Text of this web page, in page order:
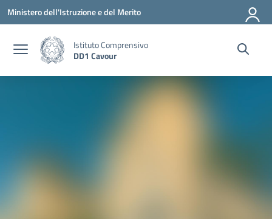
Vai ai contenuti
Vai al menu di navigazione
Vai al footer
Ministero dell'Istruzione e del Merito
Istituto Comprensivo
DD1 Cavour